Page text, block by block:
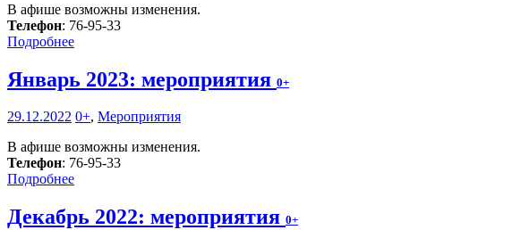
В афише возможны изменения.
Телефон: 76-95-33
Подробнее
Январь 2023: мероприятия 0+
29.12.2022 0+, Мероприятия
В афише возможны изменения.
Телефон: 76-95-33
Подробнее
Декабрь 2022: мероприятия 0+